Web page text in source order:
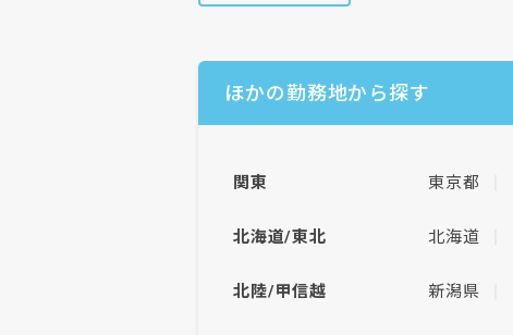
ほかの勤務地から探す
関東 東京都
北海道/東北 北海道
北陸/甲信越 新潟県